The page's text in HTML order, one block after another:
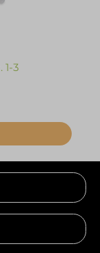
1-3